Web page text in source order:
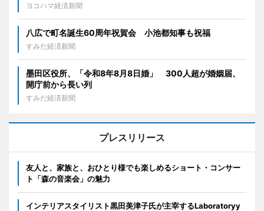
ヨコハマ経済新聞
八広で町名誕生60周年祝賀会 小池都知事も祝福
すみだ経済新聞
墨田区役所、「令和8年8月8日婚」 300人超が婚姻届、
開庁前から長い列
すみだ経済新聞
プレスリリース
友人と、家族と、おひとり様でも楽しめるショート・コンサー
ト「森の音楽会」の魅力
インテリアスタイリスト黒田美津子氏が主宰するLaboratoryy